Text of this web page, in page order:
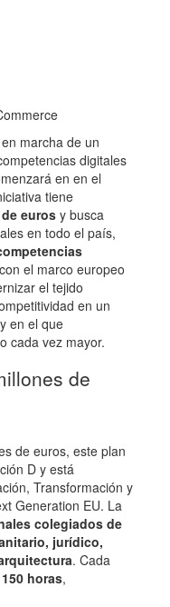
marcha de un
digitales
en en el
tiene
eurosy busca
en todo el país,
el marco europeo
el tejido
en un
en el que
cada vez mayor.
de
de euros, este plan
D y está
Transformación y
Generation EU. La
colegiados de
jurídico,
. Cada
150 horas,